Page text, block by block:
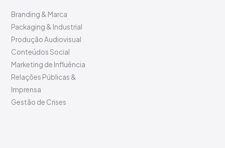
Branding & Marca
Packaging & Industrial
Produção Audiovisual
Conteúdos Social
Marketing de Influência
Relações Públicas &
Imprensa
Gestão de Crises